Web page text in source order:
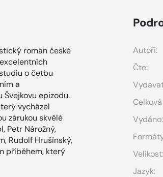
román české
o četbu
a
epizodu.
vycházel
zárukou skvělé
Petr Nárožný,
Rudolf Hrušínský,
příběhem, který
Autoři:
Čte:
Vydáno:
Velikost:
Jazyk: